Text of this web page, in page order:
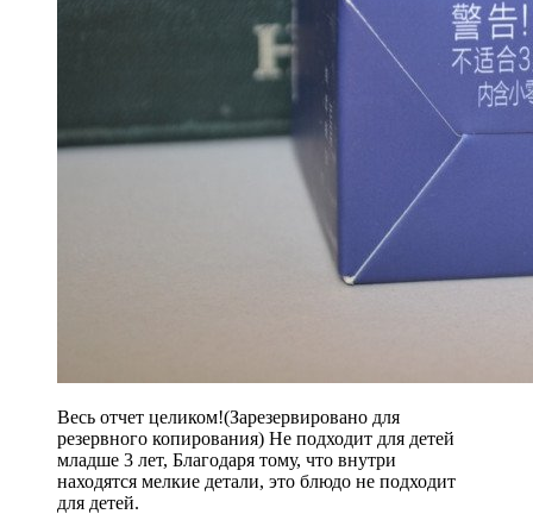
Весь отчет целиком!(Зарезервировано для
резервного копирования) Не подходит для детей
младше 3 лет, Благодаря тому, что внутри
находятся мелкие детали, это блюдо не подходит
для детей.